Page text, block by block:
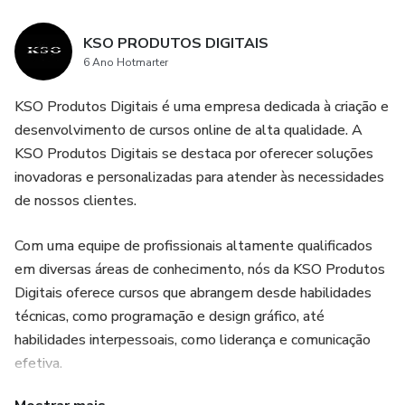
ao sucesso no mundo do dropshipping.
Este eBook é um recurso valioso para empreendedores
que desejam simplificar suas operações, economizar
tempo e recursos, e construir um negócio de comércio
eletrônico próspero. Comece a explorar as oportunidades
de dropshipping agora!
KSO PRODUTOS DIGITAIS
6 Ano Hotmarter
KSO Produtos Digitais é uma empresa dedicada à criação e
desenvolvimento de cursos online de alta qualidade. A
KSO Produtos Digitais se destaca por oferecer soluções
inovadoras e personalizadas para atender às necessidades
de nossos clientes.
Com uma equipe de profissionais altamente qualificados
em diversas áreas de conhecimento, nós da KSO Produtos
Digitais oferece cursos que abrangem desde habilidades
técnicas, como programação e design gráfico, até
habilidades interpessoais, como liderança e comunicação
efetiva.